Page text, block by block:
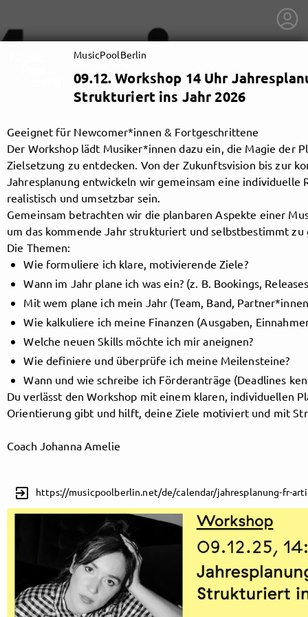
getnext to MusicPoolBerlin
Follow MusicPoolBerlin here!
About Posts Guestbook Shop
MusicPoolBerlin
09.12. Workshop 14 Uhr
Strukturiert ins Jahr 2026
Geeignet für Newcomer*innen & Fortgeschrittene
Der Workshop lädt Musiker*innen dazu ein, die Magie der
Zielsetzung zu entdecken. Von der Zukunftsvision bis zur
Jahresplanung entwickeln wir gemeinsam eine individuelle
realistisch und umsetzbar sein.
Gemeinsam betrachten wir die planbaren Aspekte einer
um das kommende Jahr strukturiert und selbstbestimmt zu
Die Themen:
Wie formuliere ich klare, motivierende Ziele?
Wann im Jahr plane ich was ein? (z. B. Bookings,
Mit wem plane ich mein Jahr (Team, Band,
Wie kalkuliere ich meine Finanzen (Ausgaben,
Welche neuen Skills möchte ich mir aneignen?
Wie definiere und überprüfe ich meine Meilensteine?
Wann und wie schreibe ich Förderanträge (Deadlines
Du verlässt den Workshop mit einem klaren, individuellen
Orientierung gibt und hilft, deine Ziele motiviert und mit
Coach Johanna Amelie
exit_to_app https://musicpoolberlin.net/de/calendar/jahresplanung-fr-
Follow
MusicPoolBerlin, and
immediately
get access to all exclusive posts.